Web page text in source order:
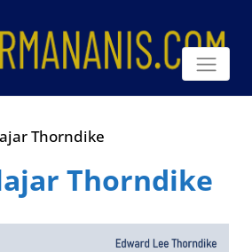
Thorndike
Thorndike